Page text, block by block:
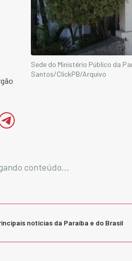
Sede do Ministério Público da
Santos/ClickPB/Arquivo
conteúdo...
notícias da Paraíba e do Brasil